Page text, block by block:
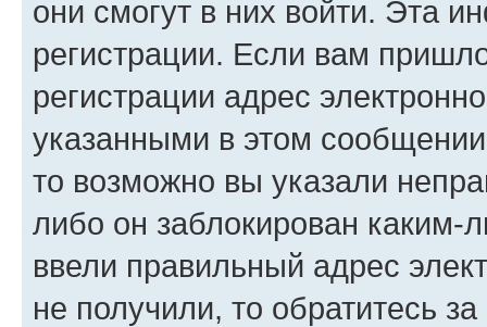
они смогут в них войти. Эта
регистрации. Если вам
регистрации адрес
указанными в этом
то возможно вы указали
либо он заблокирован
ввели правильный адрес
не получили, то обратитесь